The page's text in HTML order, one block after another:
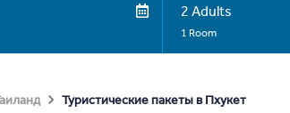
2 Adults
1 Room
Туристические пакеты в Пхукет